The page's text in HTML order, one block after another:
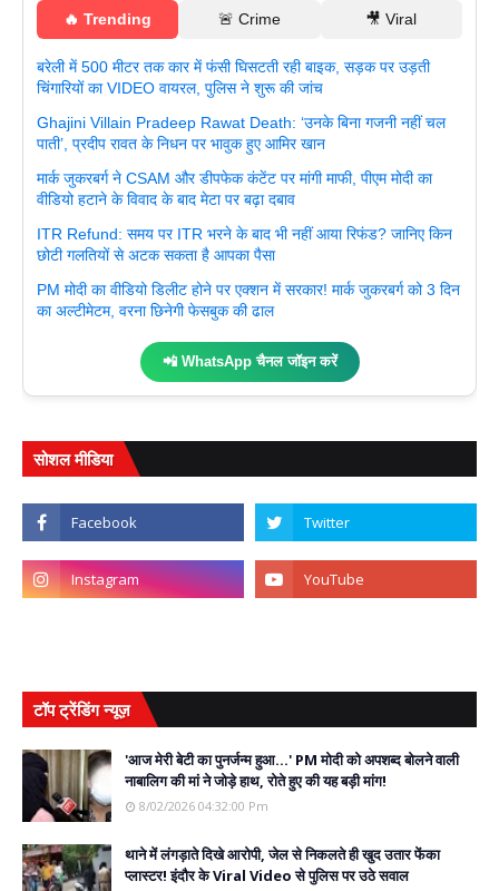
🔥 Trending 🚨 Crime 🎥 Viral
बरेली में 500 मीटर तक कार में फंसी घिसटती रही बाइक, सड़क पर उड़ती
चिंगारियों का VIDEO वायरल, पुलिस ने शुरू की जांच
Ghajini Villain Pradeep Rawat Death: ‘उनके बिना गजनी नहीं चल
पाती’, प्रदीप रावत के निधन पर भावुक हुए आमिर खान
मार्क जुकरबर्ग ने CSAM और डीपफेक कंटेंट पर मांगी माफी, पीएम मोदी का
वीडियो हटाने के विवाद के बाद मेटा पर बढ़ा दबाव
ITR Refund: समय पर ITR भरने के बाद भी नहीं आया रिफंड? जानिए किन
छोटी गलतियों से अटक सकता है आपका पैसा
PM मोदी का वीडियो डिलीट होने पर एक्शन में सरकार! मार्क जुकरबर्ग को 3 दिन
का अल्टीमेटम, वरना छिनेगी फेसबुक की ढाल
📲 WhatsApp चैनल जॉइन करें
सोशल मीडिया
टॉप ट्रेंडिंग न्यूज़
'आज मेरी बेटी का पुनर्जन्म हुआ...' PM मोदी को अपशब्द बोलने वाली
नाबालिग की मां ने जोड़े हाथ, रोते हुए की यह बड़ी मांग!
8/02/2026 04:32:00 Pm
थाने में लंगड़ाते दिखे आरोपी, जेल से निकलते ही खुद उतार फेंका
प्लास्टर! इंदौर के Viral Video से पुलिस पर उठे सवाल